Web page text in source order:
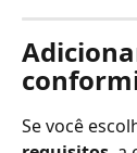
Se você